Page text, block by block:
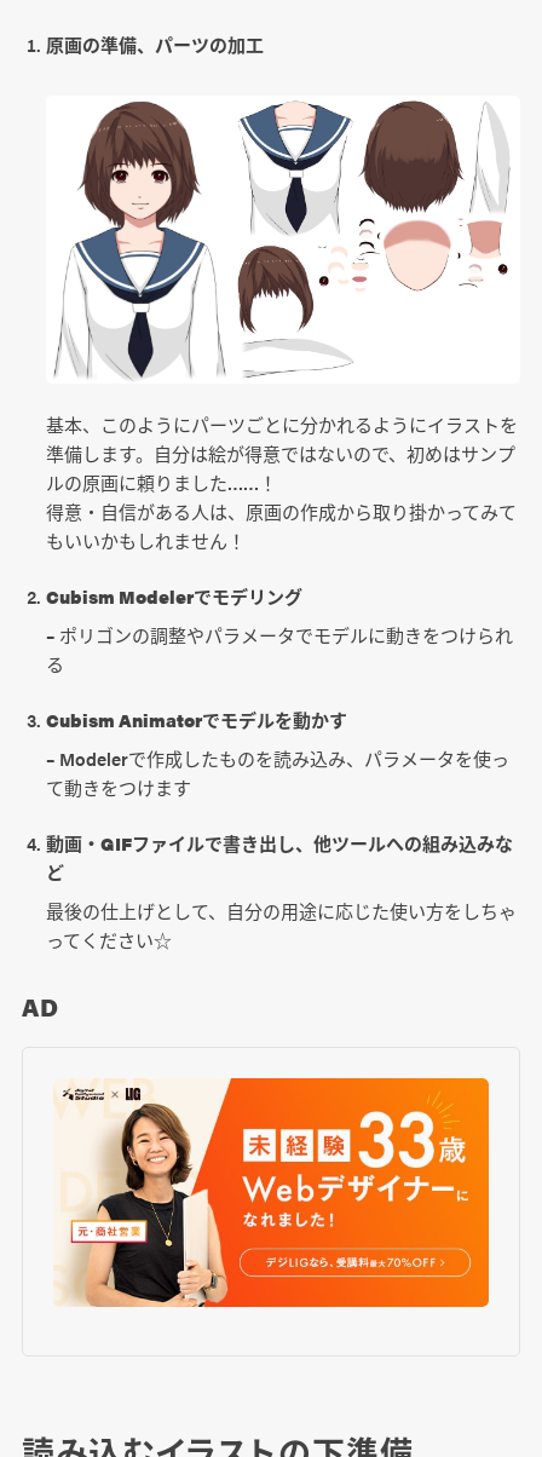
原画の準備、パーツの加工
基本、このようにパーツごとに分かれるようにイラストを
準備します。自分は絵が得意ではないので、初めはサンプ
ルの原画に頼りました……！
得意・自信がある人は、原画の作成から取り掛かってみて
もいいかもしれません！
Cubism Modelerでモデリング
– ポリゴンの調整やパラメータでモデルに動きをつけられ
る
Cubism Animatorでモデルを動かす
– Modelerで作成したものを読み込み、パラメータを使っ
て動きをつけます
動画・GIFファイルで書き出し、他ツールへの組み込みな
ど
最後の仕上げとして、自分の用途に応じた使い方をしちゃ
ってください☆
AD